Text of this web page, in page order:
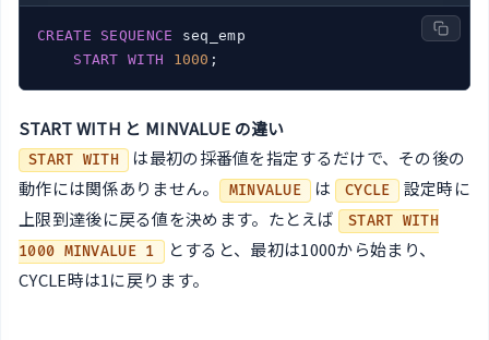
CREATE SEQUENCE
seq_emp
START
WITH 1000
START WITH と MINVALUE の違い
START WITH
は最初の採番値を指定するだけで、その後の
動作には関係ありません。
MINVALUE は CYCLE
設定時に
上限到達後に戻る値を決めます。たとえば
START WITH
1000 MINVALUE 1 とすると、最初は1000から始まり、
CYCLE時は1に戻ります。